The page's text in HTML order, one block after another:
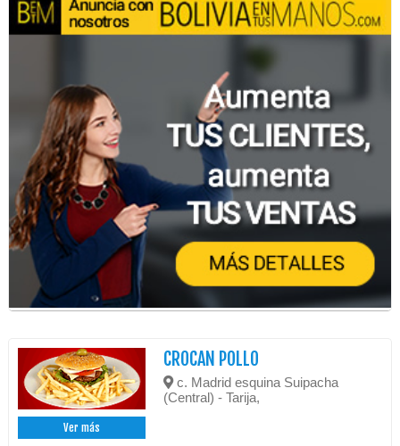
Ver más
CROCAN POLLO
c. Madrid esquina Suipacha
(Central) - Tarija,